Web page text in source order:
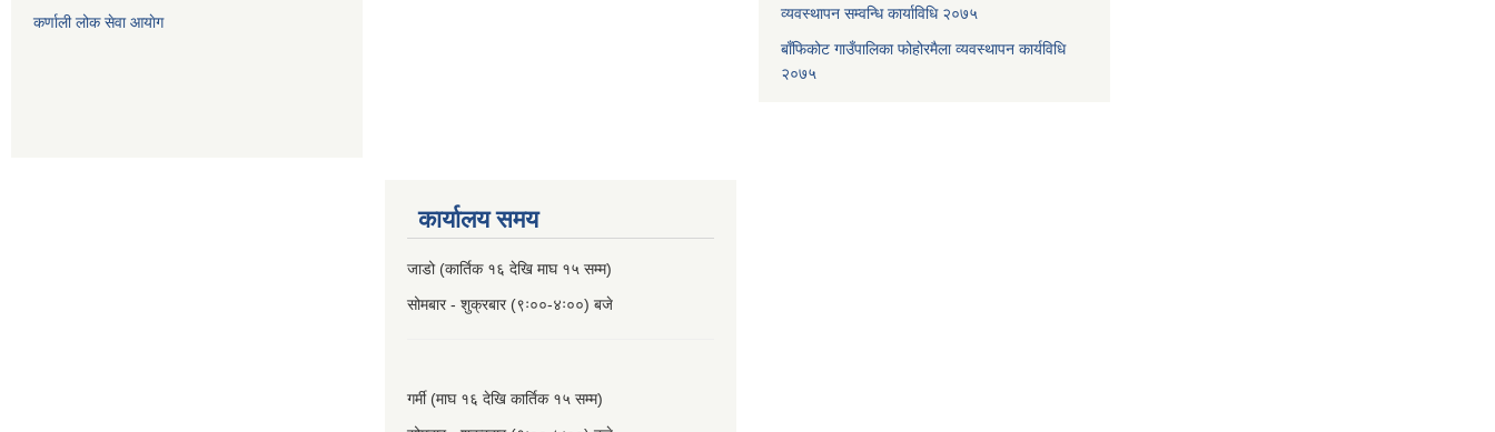
कर्णाली लोक सेवा आयाेग
व्यवस्थापन सम्वन्धि कार्याविधि २०७५
बाँफिकोट गाउँपालिका फोहोरमैला व्यवस्थापन कार्यविधि
२०७५
कार्यालय समय
जाडो (कार्तिक १६ देखि माघ १५ सम्म)
सोमबार - शुक्रबार (९ः००-४ः००) बजे
गर्मी (माघ १६ देखि कार्तिक १५ सम्म)